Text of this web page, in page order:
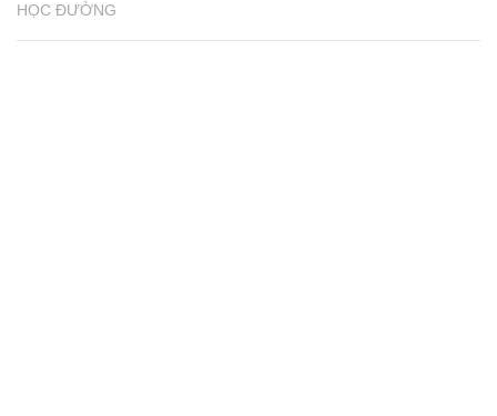
HỌC ĐƯỜNG